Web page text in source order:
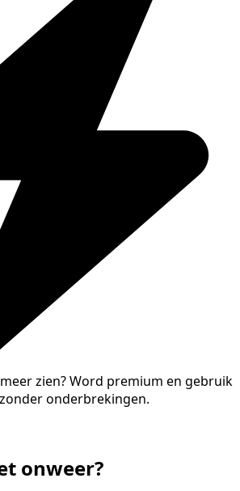
zien?Word premium en gebruik
onderbrekingen.
onweer?